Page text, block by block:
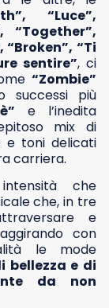
“Luce”,
“Ti
sentire”, ci
“Zombie”
successi più
e l’inedita
mix di
e toni delicati
carriera.
che
che, in tre
e
con
le mode
bellezza e di
da non